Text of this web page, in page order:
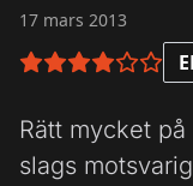
17 mars 2013
4 av 6 i betyg
Rätt mycket
slags